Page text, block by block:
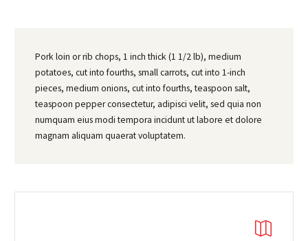
Pork loin or rib chops, 1 inch thick (1 1/2 lb), medium
potatoes, cut into fourths, small carrots, cut into 1-inch
pieces, medium onions, cut into fourths, teaspoon salt,
teaspoon pepper consectetur, adipisci velit, sed quia non
numquam eius modi tempora incidunt ut labore et dolore
magnam aliquam quaerat voluptatem.

